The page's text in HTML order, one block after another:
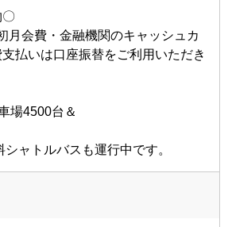
月会費・金融機関のキャッシュカ
払いは口座振替をご利用いただき
場4500台＆
ャトルバスも運行中です。